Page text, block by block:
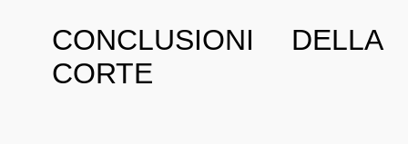
CONCLUSIONI DELLA
CORTE